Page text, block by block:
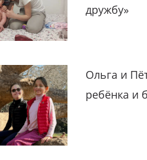
дружбу»
Ольга и
ребёнка и